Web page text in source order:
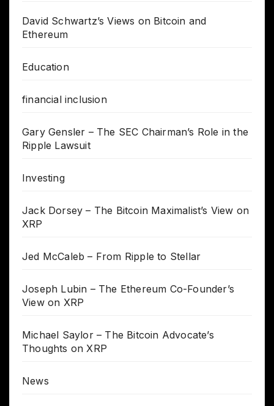
David Schwartz’s Views on Bitcoin and
Ethereum
Education
financial inclusion
Gary Gensler – The SEC Chairman’s Role in the
Ripple Lawsuit
Investing
Jack Dorsey – The Bitcoin Maximalist’s View on
XRP
Jed McCaleb – From Ripple to Stellar
Joseph Lubin – The Ethereum Co-Founder’s
View on XRP
Michael Saylor – The Bitcoin Advocate’s
Thoughts on XRP
News